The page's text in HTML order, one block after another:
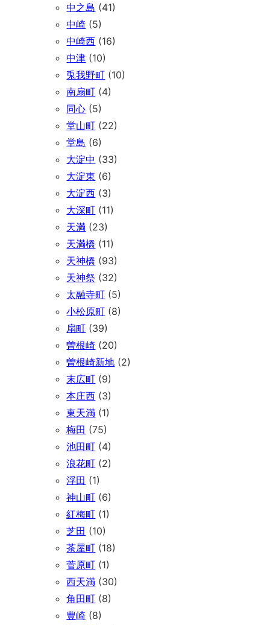
中之島 (41)
中崎 (5)
中崎西 (16)
中津 (10)
兎我野町 (10)
南扇町 (4)
同心 (5)
堂山町 (22)
堂島 (6)
大淀中 (33)
大淀東 (6)
大淀西 (3)
大深町 (11)
天満 (23)
天満橋 (11)
天神橋 (93)
天神祭 (32)
太融寺町 (5)
小松原町 (8)
扇町 (39)
曽根崎 (20)
曽根崎新地 (2)
末広町 (9)
本庄西 (3)
東天満 (1)
梅田 (75)
池田町 (4)
浪花町 (2)
浮田 (1)
神山町 (6)
紅梅町 (1)
芝田 (10)
茶屋町 (18)
菅原町 (1)
西天満 (30)
角田町 (8)
豊崎 (8)